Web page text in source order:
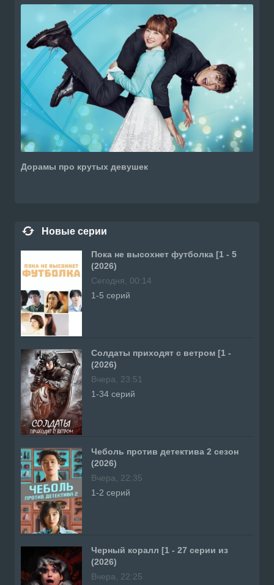
Дорамы про крутых девушек
Новые серии
Пока не высохнет футболка [1 - 5
(2026)
Сегодня, 00:14
1-5 серий
Солдаты приходят с ветром [1 -
(2026)
Вчера, 23:51
1-34 серий
Чеболь против детектива 2 сезон
(2026)
Вчера, 22:35
1-2 серий
Черный коралл [1 - 27 серии из
(2026)
Вчера, 22:25